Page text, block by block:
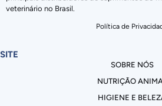
veterinário no Brasil.
Política de
SITE
SOBRE NÓS
NUTRIÇÃO
HIGIENE E